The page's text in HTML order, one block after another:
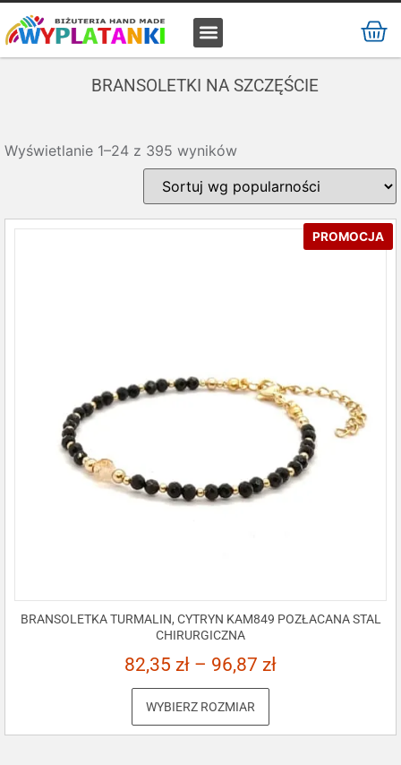
BRANSOLETKI NA SZCZĘŚCIE
Wyświetlanie 1–24 z 395 wyników
PROMOCJA
BRANSOLETKA TURMALIN, CYTRYN KAM849 POZŁACANA STAL
CHIRURGICZNA
82,35 zł – 96,87 zł
WYBIERZ ROZMIAR